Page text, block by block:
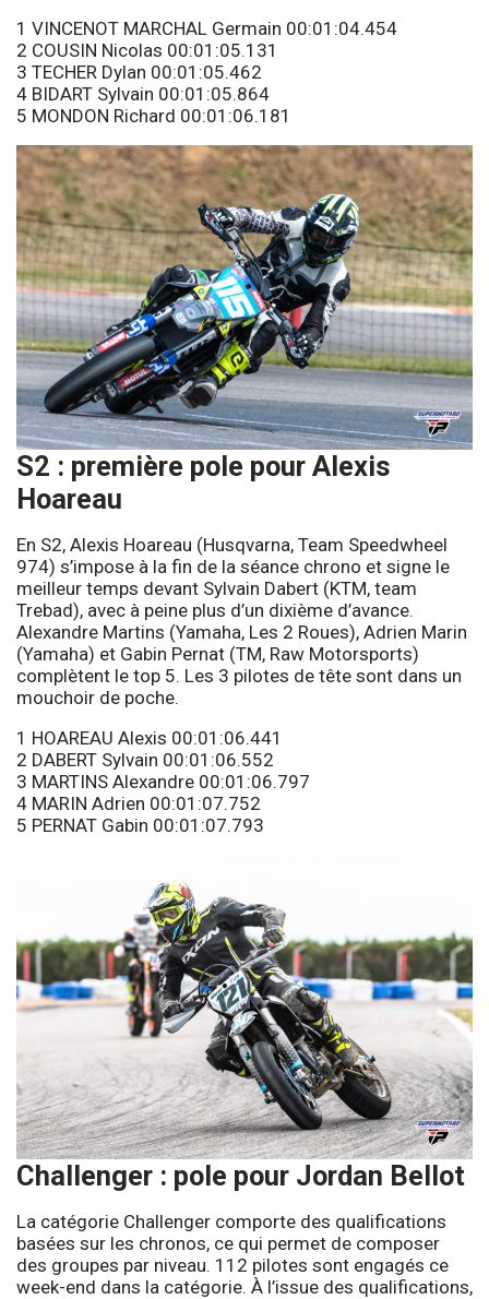
1 VINCENOT MARCHAL Germain 00:01:04.454
2 COUSIN Nicolas 00:01:05.131
3 TECHER Dylan 00:01:05.462
4 BIDART Sylvain 00:01:05.864
5 MONDON Richard 00:01:06.181
S2 : première pole pour Alexis
Hoareau
En S2, Alexis Hoareau (Husqvarna, Team Speedwheel
974) s’impose à la fin de la séance chrono et signe le
meilleur temps devant Sylvain Dabert (KTM, team
Trebad), avec à peine plus d’un dixième d’avance.
Alexandre Martins (Yamaha, Les 2 Roues), Adrien Marin
(Yamaha) et Gabin Pernat (TM, Raw Motorsports)
complètent le top 5. Les 3 pilotes de tête sont dans un
mouchoir de poche.
1 HOAREAU Alexis 00:01:06.441
2 DABERT Sylvain 00:01:06.552
3 MARTINS Alexandre 00:01:06.797
4 MARIN Adrien 00:01:07.752
5 PERNAT Gabin 00:01:07.793
Challenger : pole pour Jordan Bellot
La catégorie Challenger comporte des qualifications
basées sur les chronos, ce qui permet de composer
des groupes par niveau. 112 pilotes sont engagés ce
week-end dans la catégorie. À l’issue des qualifications,